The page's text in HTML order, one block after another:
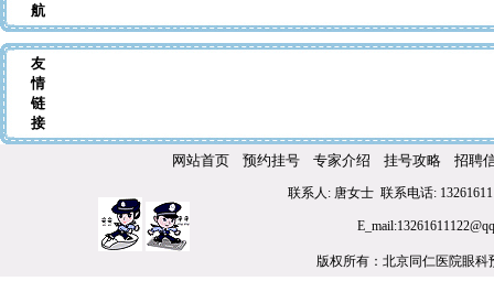
航
友
情
链
接
网站首页 预约挂号 专家介绍 挂号攻略 招聘
联系人: 唐女士 联系电话:
版权所有：北京同仁医院眼科